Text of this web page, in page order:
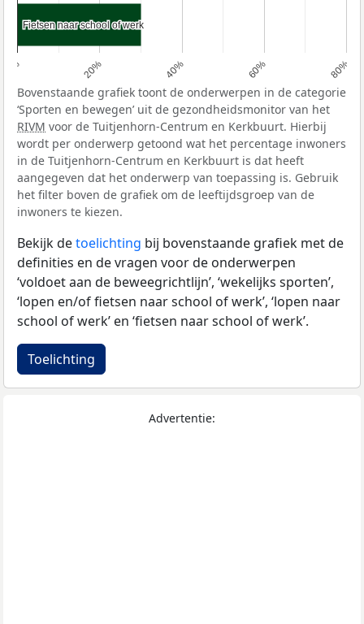
0% 20% 40% 60% 80%
Fietsen naar school of werk
Fietsen naar school of werk
Bovenstaande grafiek toont de onderwerpen in de categorie
‘Sporten en bewegen’ uit de gezondheidsmonitor van het
RIVM voor de Tuitjenhorn-Centrum en Kerkbuurt. Hierbij
wordt per onderwerp getoond wat het percentage inwoners
in de Tuitjenhorn-Centrum en Kerkbuurt is dat heeft
aangegeven dat het onderwerp van toepassing is. Gebruik
het filter boven de grafiek om de leeftijdsgroep van de
inwoners te kiezen.
Bekijk detoelichting bij bovenstaande grafiek met de
definities en de vragen voor de onderwerpen
‘voldoet aan de beweegrichtlijn’, ‘wekelijks sporten’,
‘lopen en/of fietsen naar school of werk’, ‘lopen naar
school of werk’ en ‘fietsen naar school of werk’.
Toelichting
Advertentie: